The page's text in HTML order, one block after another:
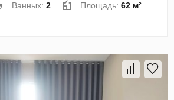
Ванных:2 Площадь:62 м²